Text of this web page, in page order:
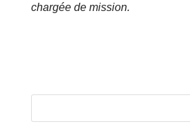
chargée de mission.